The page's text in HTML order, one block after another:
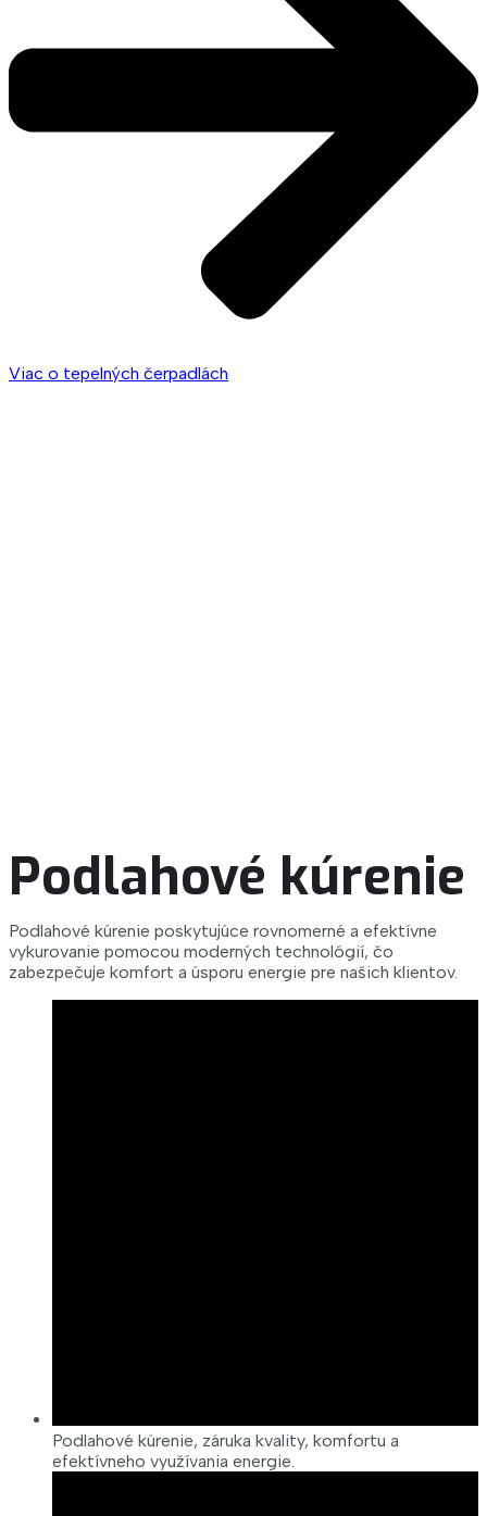
Viac o tepelných čerpadlách
Podlahové kúrenie
Podlahové kúrenie poskytujúce rovnomerné a efektívne
vykurovanie pomocou moderných technológií, čo
zabezpečuje komfort a úsporu energie pre našich klientov.
Podlahové kúrenie, záruka kvality, komfortu a
efektívneho využívania energie.